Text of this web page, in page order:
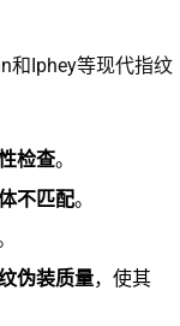
和Iphey等现代指纹
检查。
不匹配。
伪装质量，使其